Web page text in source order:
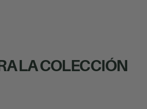
LA COLECCIÓN